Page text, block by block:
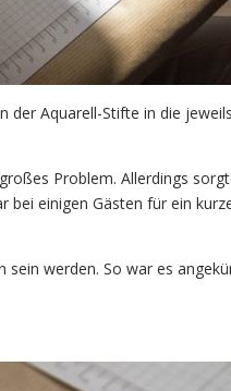
der Aquarell-Stifte in die
Problem. Allerdings
bei einigen Gästen für ein
sein werden. So war es